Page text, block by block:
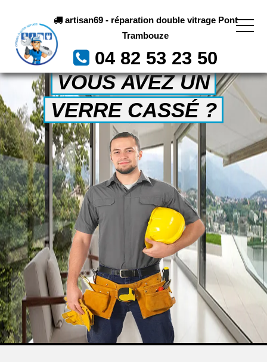
artisan69 - réparation double vitrage Pont
Trambouze
04 82 53 23 50
VOUS AVEZ UN
VERRE CASSÉ ?